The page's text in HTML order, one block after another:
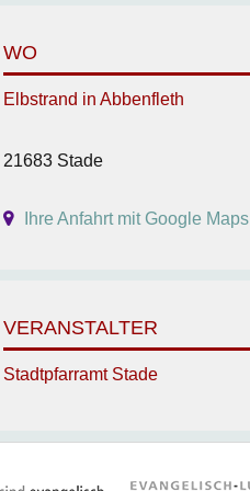
WO
Elbstrand in Abbenfleth
21683 Stade
Ihre Anfahrt mit Google Maps
VERANSTALTER
Stadtpfarramt Stade